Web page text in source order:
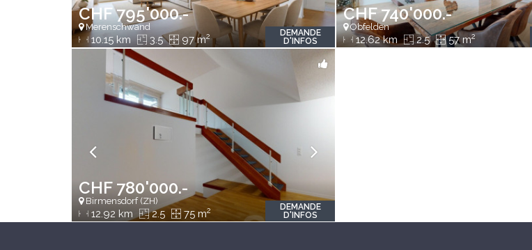
CHF 795'000.-
Merenschwand
10.15 km 3.5 97 m2
DEMANDE
D'INFOS
CHF 740'000.-
Obfelden
12.62 km 2.5 57 m2
CHF 780'000.-
Birmensdorf (ZH)
12.92 km 2.5 75 m2
DEMANDE
D'INFOS